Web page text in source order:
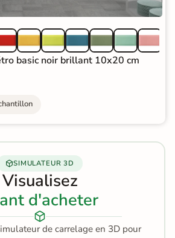
basic noir brillant 10x20 cm
SIMULATEUR 3D
Visualisez
d'acheter
de carrelage en 3D pour